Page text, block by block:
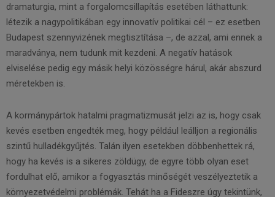
dramaturgia, mint a forgalomcsillapítás esetében láthattunk:
létezik a nagypolitikában egy innovatív politikai cél – ez esetben
Budapest szennyvizének megtisztítása –, de azzal, ami ennek a
maradványa, nem tudunk mit kezdeni. A negatív hatások
elviselése pedig egy másik helyi közösségre hárul, akár abszurd
méretekben is.
A kormánypártok hatalmi pragmatizmusát jelzi az is, hogy csak
kevés esetben engedték meg, hogy például leálljon a regionális
szintű hulladékgyűjtés. Talán ilyen esetekben döbbenhettek rá,
hogy ha kevés is a sikeres zöldügy, de egyre több olyan eset
fordulhat elő, amikor a fogyasztás minőségét veszélyeztetik a
környezetvédelmi problémák. Tehát ha a Fideszre úgy tekintünk,